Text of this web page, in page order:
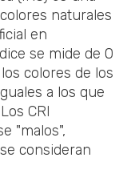
naturales
en
se mide de 0
colores de los
a los que
CRI
"malos",
consideran